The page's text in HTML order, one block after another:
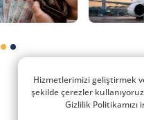
Hizmetlerimizi geliştirmek
şekilde çerezler
Gizlilik Politikamızı